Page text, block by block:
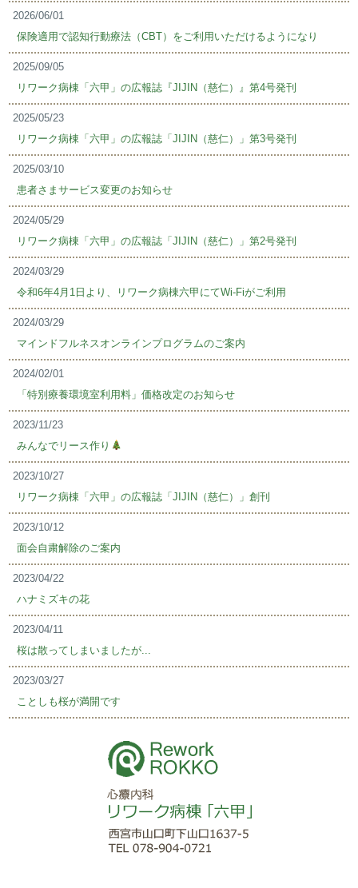
2026/06/01
保険適用で認知行動療法（CBT）をご利用いただけるようになり
2025/09/05
リワーク病棟「六甲」の広報誌『JIJIN（慈仁）』第4号発刊
2025/05/23
リワーク病棟「六甲」の広報誌「JIJIN（慈仁）」第3号発刊
2025/03/10
患者さまサービス変更のお知らせ
2024/05/29
リワーク病棟「六甲」の広報誌「JIJIN（慈仁）」第2号発刊
2024/03/29
令和6年4月1日より、リワーク病棟六甲にてWi-Fiがご利用
2024/03/29
マインドフルネスオンラインプログラムのご案内
2024/02/01
「特別療養環境室利用料」価格改定のお知らせ
2023/11/23
みんなでリース作り
2023/10/27
リワーク病棟「六甲」の広報誌「JIJIN（慈仁）」創刊
2023/10/12
面会自粛解除のご案内
2023/04/22
ハナミズキの花
2023/04/11
桜は散ってしまいましたが...
2023/03/27
ことしも桜が満開です